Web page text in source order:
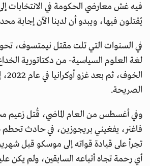
فيه غش معارضي الحكومة في الانتخابات إلى
يُقتلون فيها، ويبدو أن لدينا الآن إجابة
في السنوات التي تلت مقتل نيمتسوف،
لغة العلوم السياسية- من دكتاتورية
الصريحة.
وفي أغسطس من العام الماضي، قُتل زعيم
فاغنر، يفغيني بريجوزين، في حادث
تجرأ على قيادة قواته إلى موسكو قبل
أي رحمة تجاه أتباعه السابقين، ولم يكن